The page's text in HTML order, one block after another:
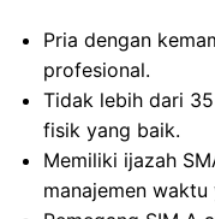
Pria dengan
profesional.
Tidak lebih dari
fisik yang baik.
Memiliki ijazah
manajemen waktu